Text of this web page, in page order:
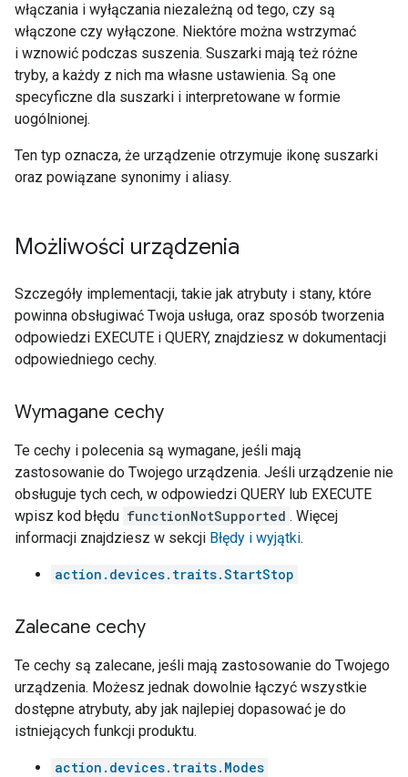
włączania i wyłączania niezależną od tego, czy są
włączone czy wyłączone. Niektóre można wstrzymać
i wznowić podczas suszenia. Suszarki mają też różne
tryby, a każdy z nich ma własne ustawienia. Są one
specyficzne dla suszarki i interpretowane w formie
uogólnionej.
Ten typ oznacza, że urządzenie otrzymuje ikonę suszarki
oraz powiązane synonimy i aliasy.
Możliwości urządzenia
Szczegóły implementacji, takie jak atrybuty i stany, które
powinna obsługiwać Twoja usługa, oraz sposób tworzenia
odpowiedzi EXECUTE i QUERY, znajdziesz w dokumentacji
odpowiedniego cechy.
Wymagane cechy
Te cechy i polecenia są wymagane, jeśli mają
zastosowanie do Twojego urządzenia. Jeśli urządzenie nie
obsługuje tych cech, w odpowiedzi QUERY lub EXECUTE
wpisz kod błędu functionNotSupported . Więcej
informacji znajdziesz w sekcji Błędy i wyjątki.
action.devices.traits.StartStop
Zalecane cechy
Te cechy są zalecane, jeśli mają zastosowanie do Twojego
urządzenia. Możesz jednak dowolnie łączyć wszystkie
dostępne atrybuty, aby jak najlepiej dopasować je do
istniejących funkcji produktu.
action.devices.traits.Modes